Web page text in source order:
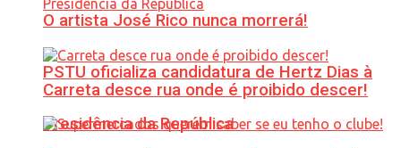
PSTU oficializa candidatura de Hertz Dias à
Presidência da República
O artista José Rico nunca morrerá!
Carreta desce rua onde é proibido descer!